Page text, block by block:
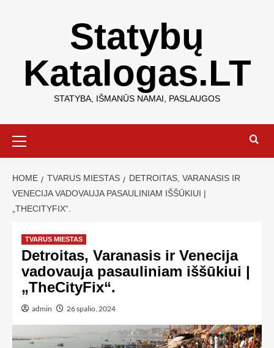
Statybų
Katalogas.LT
STATYBA, IŠMANŪS NAMAI, PASLAUGOS
HOME TVARUS MIESTAS
DETROITAS, VARANASIS IR
VENECIJA VADOVAUJA PASAULINIAM IŠŠŪKIUI |
„THECITYFIX“.
TVARUS MIESTAS
Detroitas, Varanasis ir Venecija
vadovauja pasauliniam iššūkiui |
„TheCityFix“.
admin 26 spalio, 2024